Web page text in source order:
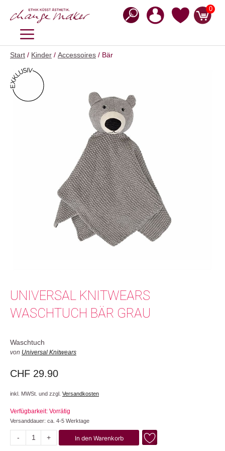
Inhalt
0
MENÜ
Start / Kinder / Accessoires / Bär
UNIVERSAL KNITWEARS
WASCHTUCH BÄR GRAU
Waschtuch
von Universal Knitwears
CHF 29.90
inkl. MWSt. und zzgl. Versandkosten
Verfügbarkeit: Vorrätig
Versanddauer: ca. 4-5 Werktage
- + In den Warenkorb